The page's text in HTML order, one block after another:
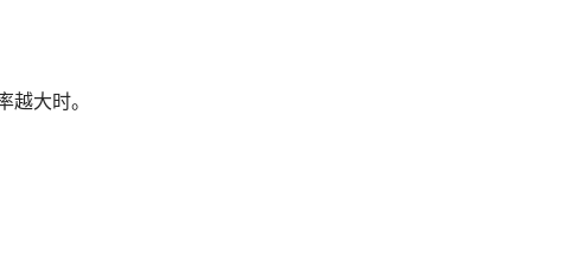
大时。